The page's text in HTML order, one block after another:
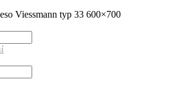
Viessmann typ 33 600×700